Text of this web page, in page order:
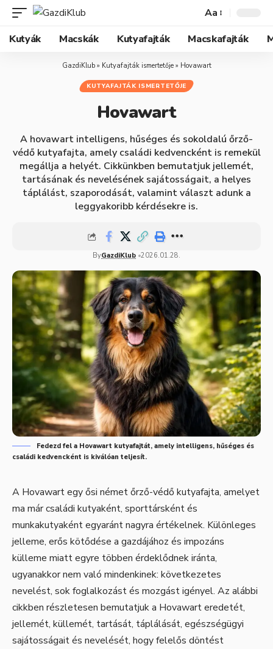
Aa
Kutyák
Macskák Kutyafajták Macskafajták
GazdiKlub» Kutyafajták ismertetője» Hovawart
KUTYAFAJTÁK ISMERTETŐJE
Hovawart
A hovawart intelligens, hűséges és sokoldalú őrző-
védő kutyafajta, amely családi kedvencként is remekül
megállja a helyét. Cikkünkben bemutatjuk jellemét,
tartásának és nevelésének sajátosságait, a helyes
táplálást, szaporodását, valamint választ adunk a
leggyakoribb kérdésekre is.
ByGazdiKlub 2026.01.28.
Fedezd fel a Hovawart kutyafajtát, amely intelligens, hűséges és
családi kedvencként is kiválóan teljesít.
A Hovawart egy ősi német őrző-védő kutyafajta, amelyet
ma már családi kutyaként, sporttársként és
munkakutyaként egyaránt nagyra értékelnek. Különleges
jelleme, erős kötődése a gazdájához és impozáns
külleme miatt egyre többen érdeklődnek iránta,
ugyanakkor nem való mindenkinek: következetes
nevelést, sok foglalkozást és mozgást igényel. Az alábbi
cikkben részletesen bemutatjuk a Hovawart eredetét,
jellemét, küllemét, tartását, táplálását, egészségügyi
sajátosságait és nevelését, hogy felelős döntést